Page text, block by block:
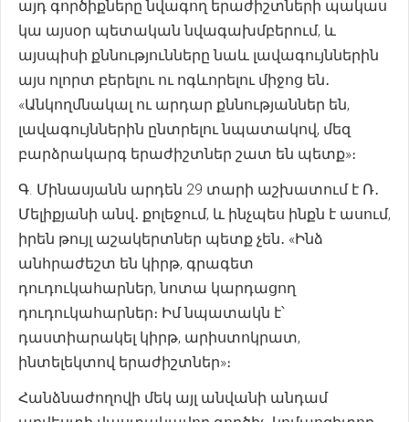
այդ գործիքները նվագող երաժիշտների պակաս
կա այսօր պետական նվագախմբերում, և
այսպիսի քննությունները նաև լավագույններին
այս ոլորտ բերելու ու ոգևորելու միջոց են․
«Անկողմնակալ ու արդար քննությաններ են,
լավագույններին ընտրելու նպատակով, մեզ
բարձրակարգ երաժիշտներ շատ են պետք»։
Գ. Մինասյանն արդեն 29 տարի աշխատում է Ռ․
Մելիքյանի անվ․ քոլեջում, և ինչպես ինքն է ասում,
իրեն թույլ աշակերտներ պետք չեն․ «Ինձ
անհրաժեշտ են կիրթ, գրագետ
դուդուկահարներ, նոտա կարդացող
դուդուկահարներ։ Իմ նպատակն է՝
դաստիարակել կիրթ, արիստոկրատ,
ինտելեկտով երաժիշտներ»։
Հանձնաժողովի մեկ այլ անվանի անդամ